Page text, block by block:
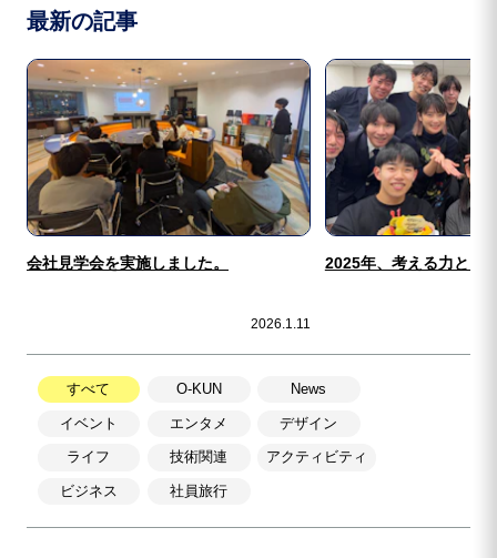
すべて O-KUN News
イベント エンタメ デザイン
ライフ 技術関連 アクティビティ
ビジネス 社員旅行
最新の記事
会社見学会を実施しました。
2026.1.11
2025年、考える力と向